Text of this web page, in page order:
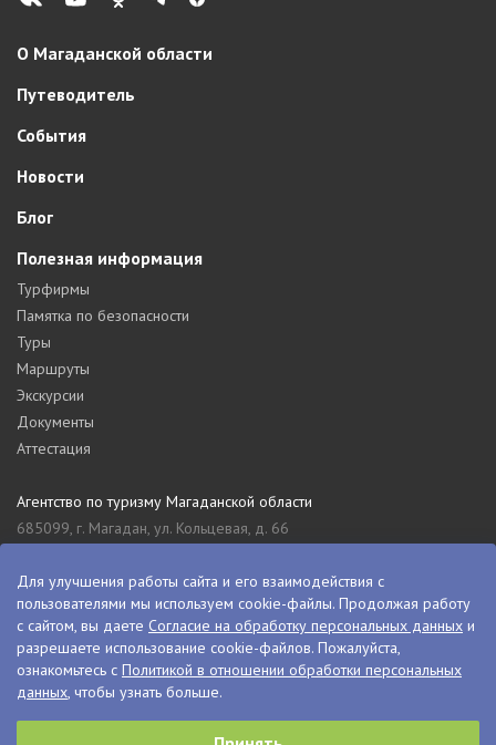
О Магаданской области
Путеводитель
События
Новости
Блог
Полезная информация
Турфирмы
Памятка по безопасности
Туры
Маршруты
Экскурсии
Документы
Аттестация
Агентство по туризму Магаданской области
685099, г. Магадан, ул. Кольцевая, д. 66
8 (4132) 61-76-67
Туристский информационный центр Магаданской области
685000, г. Магадан, ул. Пролетарская, д. 11
visitkolyma@mail.ru
+7 (4132) 60-70-11
+7 (4132) 61-73-15
Для улучшения работы сайта и его взаимодействия с
пользователями мы используем cookie-файлы. Продолжая работу
с сайтом, вы даете Согласие на обработку персональных данных и
разрешаете использование cookie-файлов. Пожалуйста,
ознакомьтесь с Политикой в отношении обработки персональных
данных, чтобы узнать больше.